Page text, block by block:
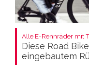
Alle E-Rennräder mit
Diese Road
eingebautem